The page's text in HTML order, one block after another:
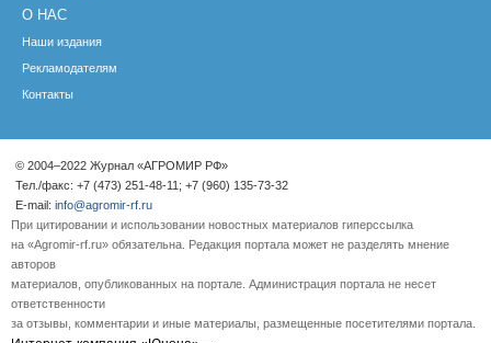
О НАС
Наши издания
Рекламодателям
Контакты
© 2004–2022 Журнал «АГРОМИР РФ»
Тел./факс: +7 (473) 251-48-11; +7 (960) 135-73-32
E-mail: info@agromir-rf.ru
При цитировании и использовании новостных материалов гиперссылка
на «Agromir-rf.ru» обязательна. Редакция портала может не разделять мнение
авторов
материалов, опубликованных на портале. Администрация портала не несет
ответственности
за отзывы, комментарии и иные материалы, размещенные посетителями портала.